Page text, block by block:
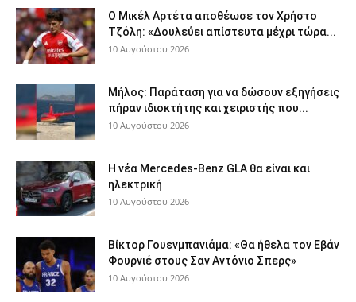
Ο Μικέλ Αρτέτα αποθέωσε τον Χρήστο
Τζόλη: «Δουλεύει απίστευτα μέχρι τώρα...
10 Αυγούστου 2026
Μήλος: Παράταση για να δώσουν εξηγήσεις
πήραν ιδιοκτήτης και χειριστής που...
10 Αυγούστου 2026
Η νέα Mercedes-Benz GLA θα είναι και
ηλεκτρική
10 Αυγούστου 2026
Βίκτορ Γουενμπανιάμα: «Θα ήθελα τον Εβάν
Φουρνιέ στους Σαν Αντόνιο Σπερς»
10 Αυγούστου 2026